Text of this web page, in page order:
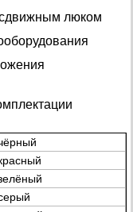
люком